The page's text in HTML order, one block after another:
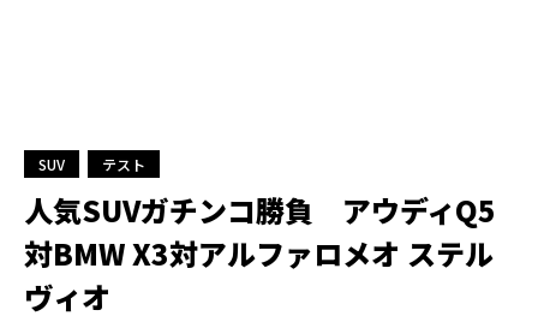
SUV テスト
人気SUVガチンコ勝負 アウディQ5
対BMW X3対アルファロメオ ステル
ヴィオ